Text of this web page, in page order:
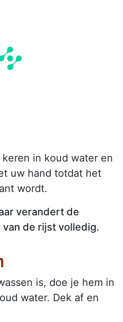
in koud water en
uw hand totdat het
wordt.
verandert de
de rijst volledig.
is, doe je hem in
water. Dek af en